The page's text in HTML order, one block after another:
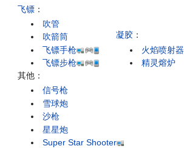
飞镖 ：
吹管
吹箭筒
飞镖手枪
飞镖步枪
凝胶 ：
火焰喷射器
精灵熔炉
其他：
信号枪
雪球炮
沙枪
星星炮
Super Star Shooter